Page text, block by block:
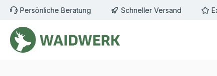
Hauptinhalt springen
Zur Suche springen
Zur Hauptnavigation springen
Persönliche Beratung Schneller Versand